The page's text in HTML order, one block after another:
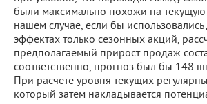
были максимально похожи на текущую
нашем случае, если бы
эффектах только сезонных акций,
предполагаемый прирост продаж
соответственно, прогноз был бы 148
При расчете уровня текущих
который затем накладывается